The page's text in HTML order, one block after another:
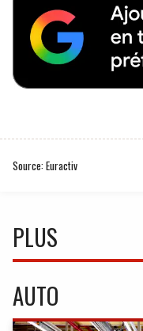
Source: Euractiv
PLUS
AUTO